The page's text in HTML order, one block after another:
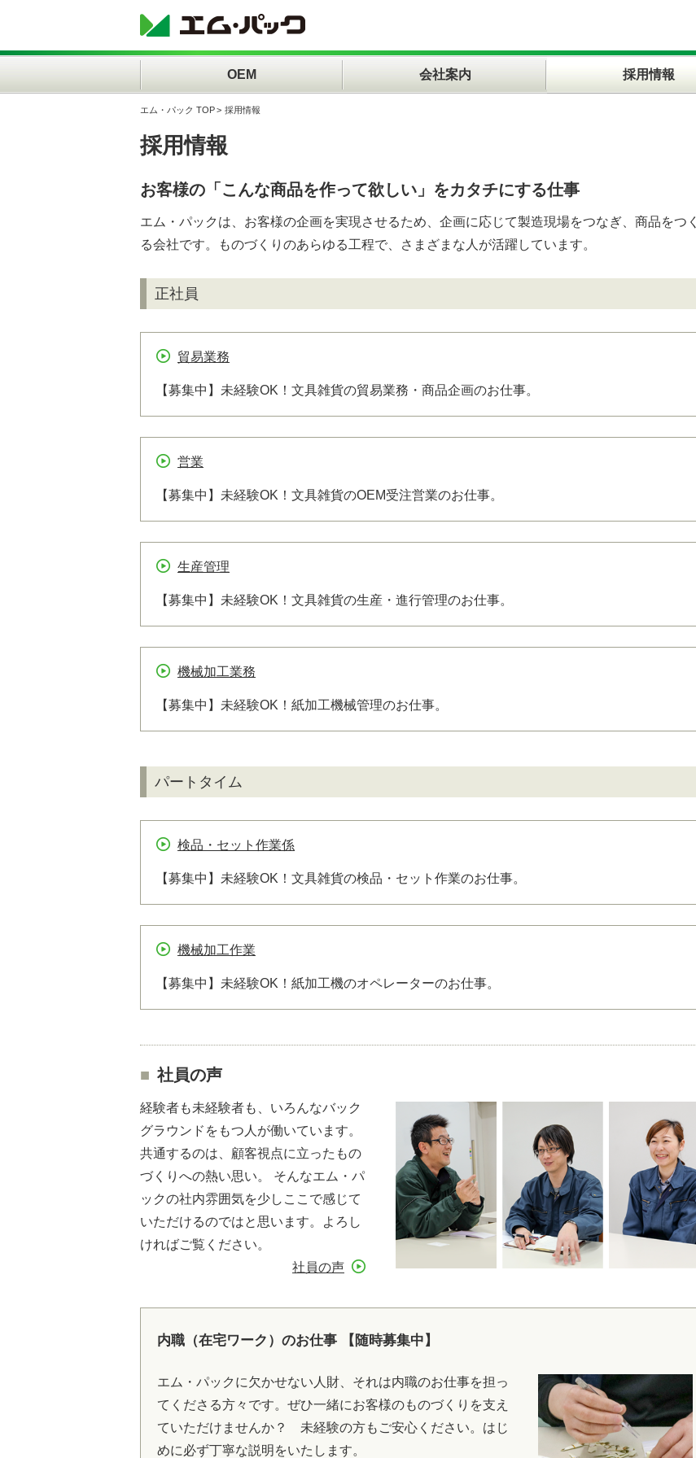
OEM 会社案内 採用情報
エム・パック TOP 採用情報
採用情報
お客様の「こんな商品を作って欲しい」をカタチにする仕事
エム・パックは、お客様の企画を実現させるため、企画に応じて製造現場をつなぎ、商品をつく
る会社です。ものづくりのあらゆる工程で、さまざまな人が活躍しています。
正社員
貿易業務
【募集中】未経験OK！文具雑貨の貿易業務・商品企画のお仕事。
営業
【募集中】未経験OK！文具雑貨のOEM受注営業のお仕事。
生産管理
【募集中】未経験OK！文具雑貨の生産・進行管理のお仕事。
機械加工業務
【募集中】未経験OK！紙加工機械管理のお仕事。
パートタイム
検品・セット作業係
【募集中】未経験OK！文具雑貨の検品・セット作業のお仕事。
機械加工作業
【募集中】未経験OK！紙加工機のオペレーターのお仕事。
社員の声
経験者も未経験者も、いろんなバック
グラウンドをもつ人が働いています。
共通するのは、顧客視点に立ったもの
づくりへの熱い思い。 そんなエム・パ
ックの社内雰囲気を少しここで感じて
いただけるのではと思います。よろし
ければご覧ください。
社員の声
内職（在宅ワーク）のお仕事 【随時募集中】
エム・パックに欠かせない人財、それは内職のお仕事を担っ
てくださる方々です。ぜひ一緒にお客様のものづくりを支え
ていただけませんか？ 未経験の方もご安心ください。はじ
めに必ず丁寧な説明をいたします。